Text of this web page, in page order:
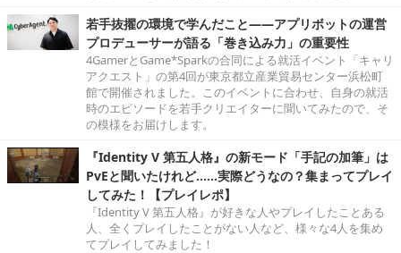
若手抜擢の環境で学んだこと――アプリボットの運営
プロデューサーが語る「巻き込み力」の重要性
4GamerとGame*Sparkの合同による就活イベント「キャリ
アクエスト」の第4回が東京都立産業貿易センター浜松町
館で開催されました。このイベントに合わせ、自身の就活
時のエピソードを若手クリエイターに聞いてみたので、そ
の模様をお届けします。
『Identity V 第五人格』の新モード「手記の加筆」は
PvEと聞いたけれど……実際どうなの？集まってプレイ
してみた！【プレイレポ】
『Identity V 第五人格』が好きな人やプレイしたことある
人、全くプレイしたことがない人など、様々な4人を集め
てプレイしてみました！